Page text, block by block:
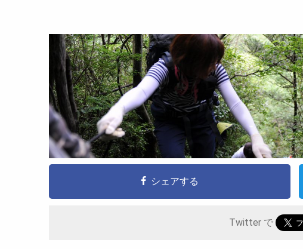
シェアする
Twitter で